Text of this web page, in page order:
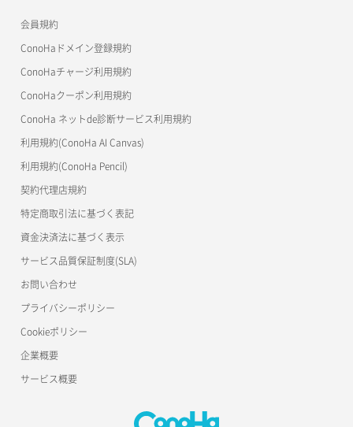
ネットワーク一覧取得
ネットワーク作成（ローカルネットワーク用）
ネットワーク削除（ローカルネットワーク用）
ネットワーク詳細取得
ポート一覧取得
ポート作成（ローカルネットワーク用）
ポート作成（追加IP用）
ポート削除
ポート詳細取得
メンバー追加
リスナー作成
リスナー削除
リスナー更新
リスナー詳細取得
ロードバランサー一覧取得
ロードバランサー削除
ロードバランサー更新
ロードバランサー詳細取得
ロードバランサー追加
コンテナ削除
ラージオブジェクトアップロード(DLO)
一時的Web公開
ConoHa for GAME
OpenStack CLI
Terraform
s3cmd
公開API(ConoHa VPS Ver.2.0)
会員規約
ConoHaドメイン登録規約
ConoHaチャージ利用規約
ConoHaクーポン利用規約
ConoHa ネットde診断サービス利用規約
利用規約(ConoHa AI Canvas)
利用規約(ConoHa Pencil)
契約代理店規約
特定商取引法に基づく表記
資金決済法に基づく表示
サービス品質保証制度(SLA)
お問い合わせ
プライバシーポリシー
Cookieポリシー
企業概要
サービス概要